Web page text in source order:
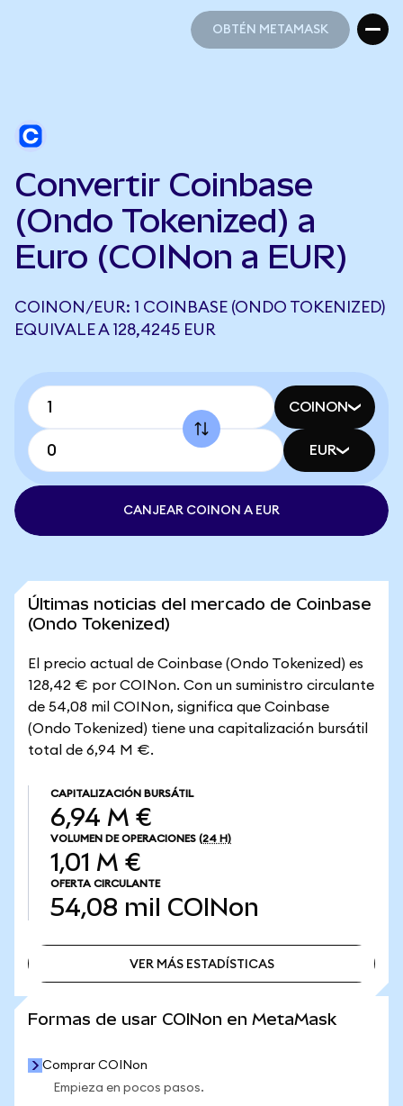
OBTÉN METAMASK
Convertir Coinbase
(Ondo Tokenized) a
Euro (COINon a EUR)
COINON/EUR: 1 COINBASE (ONDO TOKENIZED)
EQUIVALE A 128,4245 EUR
COINON
EUR
CANJEAR COINON A EUR
Últimas noticias del mercado de Coinbase
(Ondo Tokenized)
El precio actual de Coinbase (Ondo Tokenized) es
128,42 € por COINon. Con un suministro circulante
de 54,08 mil COINon, significa que Coinbase
(Ondo Tokenized) tiene una capitalización bursátil
total de 6,94 M €.
CAPITALIZACIÓN BURSÁTIL
6,94 M €
VOLUMEN DE OPERACIONES (24 H)
1,01 M €
OFERTA CIRCULANTE
54,08 mil COINon
VER MÁS ESTADÍSTICAS
Formas de usar COINon en MetaMask
Comprar COINon
Empieza en pocos pasos.